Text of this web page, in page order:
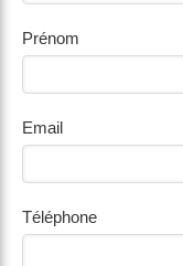
Prénom
Email
Téléphone